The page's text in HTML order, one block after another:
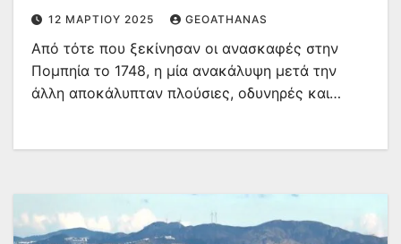
12 ΜΑΡΤΊΟΥ 2025 GEOATHANAS
Από τότε που ξεκίνησαν οι ανασκαφές στην
Πομπηία το 1748, η μία ανακάλυψη μετά την
άλλη αποκάλυπταν πλούσιες, οδυνηρές και…